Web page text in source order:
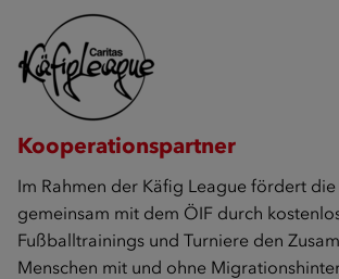
Kooperationspartner
Im Rahmen der Käfig League fördert
gemeinsam mit dem ÖIF durch
Fußballtrainings und Turniere den
Menschen mit und ohne